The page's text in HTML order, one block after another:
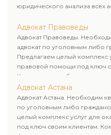
юридического анализа всех
Адвокат Правоведы
Адвокат Правоведы.
адвокат по уголовным либо
Предлагаем целый комплекс
правовой помощи под ключ
Комплексное обслуживание
лиц. Индивидуальный подход
Адвокат Астана
Адвокат Астана. Необходим
по уголовным либо
целый комплекс услуг для
под ключ своим клиентам.